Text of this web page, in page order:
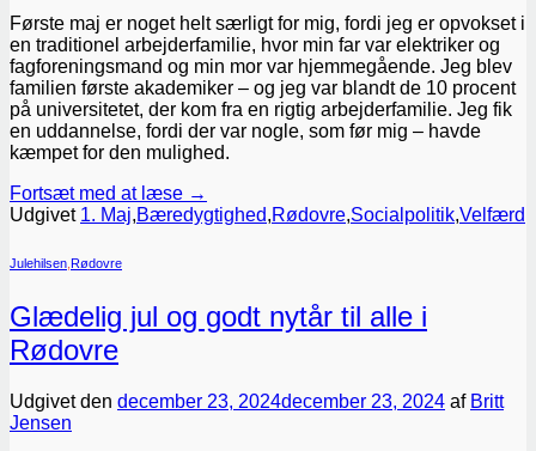
Første maj er noget helt særligt for mig, fordi jeg er opvokset i
en traditionel arbejderfamilie, hvor min far var elektriker og
fagforeningsmand og min mor var hjemmegående. Jeg blev
familien første akademiker – og jeg var blandt de 10 procent
på universitetet, der kom fra en rigtig arbejderfamilie. Jeg fik
en uddannelse, fordi der var nogle, som før mig – havde
kæmpet for den mulighed.
Fortsæt med at læse →
Udgivet 1. Maj,Bæredygtighed,Rødovre,Socialpolitik,Velfærd
Julehilsen Rødovre
Glædelig jul og godt nytår til alle i
Rødovre
Udgivet den december 23, 2024december 23, 2024 af Britt
Jensen